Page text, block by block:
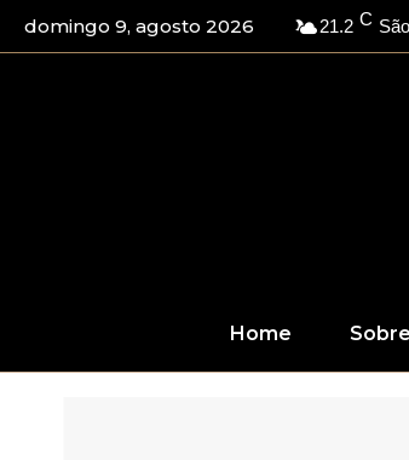
domingo 9, agosto 2026 21.2 C
Home